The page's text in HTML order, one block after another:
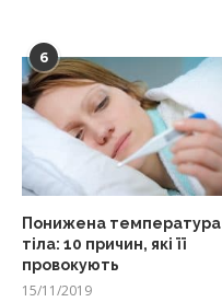
6
Понижена температура
тіла: 10 причин, які її
провокують
15/11/2019